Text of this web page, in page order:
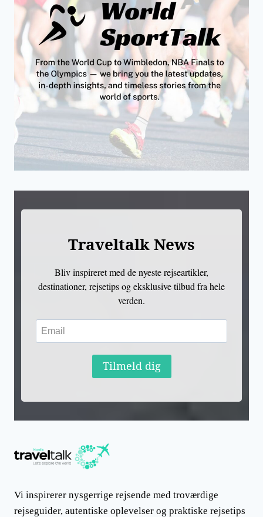
Traveltalk News
Bliv inspireret med de nyeste rejseartikler,
destinationer, rejsetips og eksklusive tilbud fra hele
verden.
Tilmeld dig
Vi inspirerer nysgerrige rejsende med troværdige
rejseguider, autentiske oplevelser og praktiske rejsetips